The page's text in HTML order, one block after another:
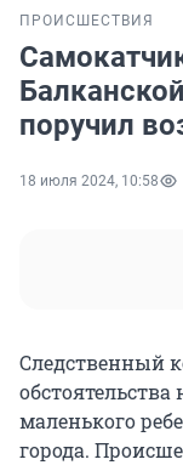
ПРОИСШЕСТВИЯ
поручил
18 июля 2024, 10:58
Следственный
маленького
города.